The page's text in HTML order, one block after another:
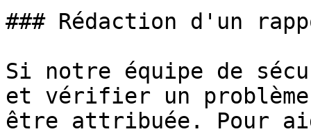
### Rédaction d'un
Si notre équipe de
et vérifier un
être attribuée. Pour